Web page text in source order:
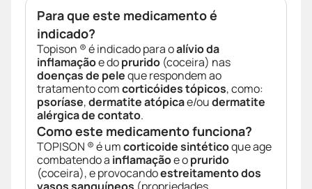
Para que este medicamento é
indicado?
Topison ® é indicado para oalívio da
inflamaçãoe doprurido (coceira) nas
doenças de peleque respondem ao
tratamento comcorticóides tópicos, como:
psoríase,dermatite atópicae/oudermatite
alérgica de contato.
Como este medicamento funciona?
TOPISON ® é umcorticoide sintéticoque age
combatendo a inflamaçãoe oprurido
(coceira), e provocandoestreitamento dos